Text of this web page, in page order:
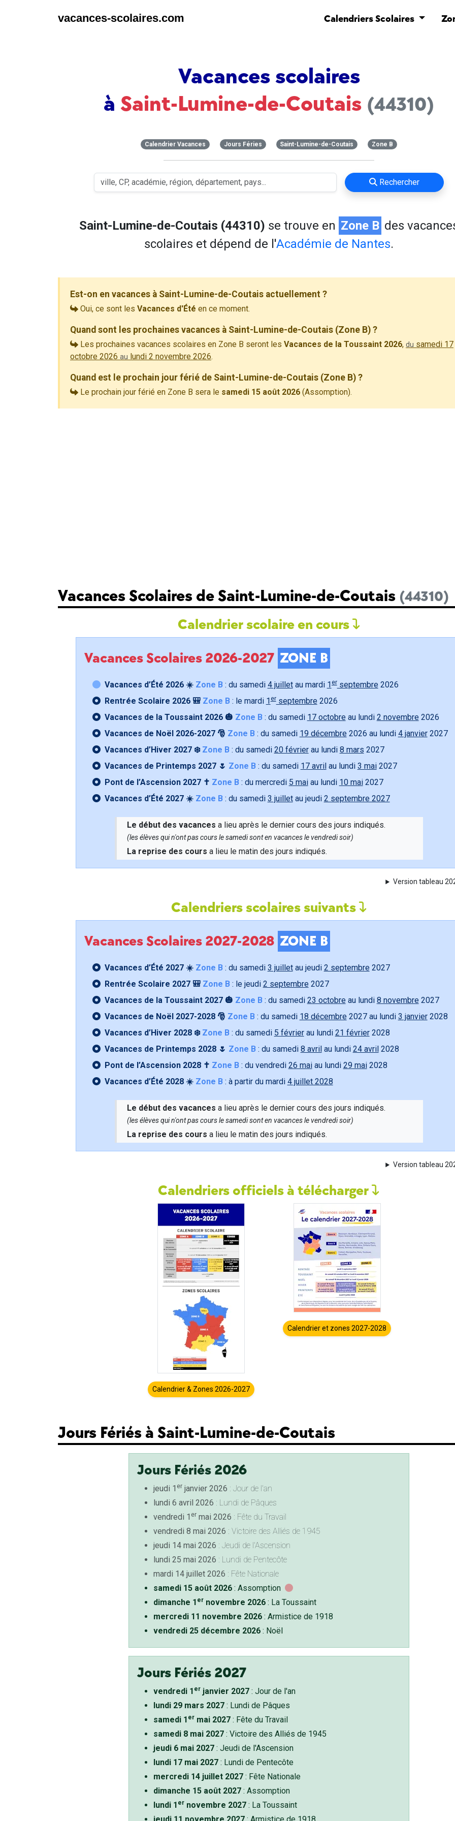
vacances-scolaires.com Calendriers Scolaires
Vacances scolaires
à Saint-Lumine-de-Coutais (44310)
Calendrier Vacances Jours Féries Saint-Lumine-de-Coutais Zone B
Rechercher
Saint-Lumine-de-Coutais (44310) se trouve en Zone B des
scolaires et dépend de l'Académie de Nantes.
Est-on en vacances à Saint-Lumine-de-Coutais actuellement ?
Oui, ce sont les Vacances d'Été en ce moment.
Quand sont les prochaines vacances à Saint-Lumine-de-Coutais (Zone B) ?
Les prochaines vacances scolaires en Zone B seront les Vacances de la Toussaint 2026, du samedi 17
octobre 2026 au lundi 2 novembre 2026.
Quand est le prochain jour férié de Saint-Lumine-de-Coutais (Zone B) ?
Le prochain jour férié en Zone B sera le samedi 15 août 2026 (Assomption).
Vacances Scolaires de Saint-Lumine-de-Coutais (44310)
Calendrier scolaire en cours
Vacances Scolaires 2026-2027 ZONE B
Vacances d’Été 2026 ☀️ Zone B: du samedi 4 juilletau mardi 1 erseptembre 2026
Rentrée Scolaire 2026 🎒 Zone B: le mardi 1erseptembre 2026
Vacances de la Toussaint 2026 🎃 Zone B: du samedi 17 octobre au lundi 2 novembre 2026
Vacances de Noël 2026-2027 🎅 Zone B: du samedi 19 décembre 2026 au lundi 4 janvier2027
Vacances d’Hiver 2027 ❄️ Zone B: du samedi 20 févrierau lundi 8 mars 2027
Vacances de Printemps 2027 🌷 Zone B: du samedi 17 avril au lundi 3 mai2027
Pont de l’Ascension 2027 ✝️ Zone B: du mercredi 5 maiau lundi 10 mai2027
Vacances d’Été 2027 ☀️ Zone B: du samedi 3 juilletau jeudi 2 septembre 2027
Le début des vacances a lieu après le dernier cours des jours indiqués.
(les élèves qui n'ont pas cours le samedi sont en vacances le vendredi soir)
La reprise des cours a lieu le matin des jours indiqués.
Version tableau
Calendriers scolaires suivants
Vacances Scolaires 2027-2028 ZONE B
Vacances d’Été 2027 ☀️ Zone B: du samedi 3 juilletau jeudi 2 septembre 2027
Rentrée Scolaire 2027 🎒 Zone B: le jeudi 2 septembre 2027
Vacances de la Toussaint 2027 🎃 Zone B: du samedi 23 octobre au lundi 8 novembre 2027
Vacances de Noël 2027-2028 🎅 Zone B: du samedi 18 décembre 2027 au lundi 3 janvier2028
Vacances d’Hiver 2028 ❄️ Zone B: du samedi 5 févrierau lundi 21 février2028
Vacances de Printemps 2028 🌷 Zone B: du samedi 8 avril au lundi 24 avril 2028
Pont de l’Ascension 2028 ✝️ Zone B: du vendredi 26 maiau lundi 29 mai2028
Vacances d’Été 2028 ☀️ Zone B: à partir du mardi 4 juillet 2028
Le début des vacances a lieu après le dernier cours des jours indiqués.
(les élèves qui n'ont pas cours le samedi sont en vacances le vendredi soir)
La reprise des cours a lieu le matin des jours indiqués.
Version tableau
Calendriers officiels à télécharger
Calendrier & Zones 2026-2027
Calendrier et zones 2027-2028
Jours Fériés à Saint-Lumine-de-Coutais
Jours Fériés 2026
jeudi 1 erjanvier 2026 : Jour de l'an
lundi 6 avril 2026 : Lundi de Pâques
vendredi 1 ermai 2026 : Fête du Travail
vendredi 8 mai 2026 : Victoire des Alliés de 1945
jeudi 14 mai 2026 : Jeudi de l'Ascension
lundi 25 mai 2026 : Lundi de Pentecôte
mardi 14 juillet 2026 : Fête Nationale
samedi 15 août 2026: Assomption
dimanche 1 ernovembre 2026: La Toussaint
mercredi 11 novembre 2026: Armistice de 1918
vendredi 25 décembre 2026: Noël
Jours Fériés 2027
vendredi 1 erjanvier 2027: Jour de l'an
lundi 29 mars 2027: Lundi de Pâques
samedi 1 ermai 2027: Fête du Travail
samedi 8 mai 2027: Victoire des Alliés de 1945
jeudi 6 mai 2027: Jeudi de l'Ascension
lundi 17 mai 2027: Lundi de Pentecôte
mercredi 14 juillet 2027: Fête Nationale
dimanche 15 août 2027: Assomption
lundi 1 ernovembre 2027: La Toussaint
jeudi 11 novembre 2027: Armistice de 1918